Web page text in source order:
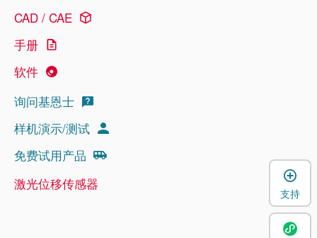
CAD / CAE
手册
软件
询问基恩士
样机演示/测试
免费试用产品
激光位移传感器
支持